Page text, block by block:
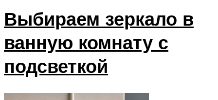
Выбираем зеркало в
ванную комнату с
подсветкой